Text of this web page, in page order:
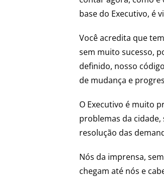
base do Executivo, é
Você acredita que
sem muito sucesso,
definido, nosso
de mudança e
O Executivo é muito
problemas da
resolução das
Nós da imprensa,
chegam até nós e